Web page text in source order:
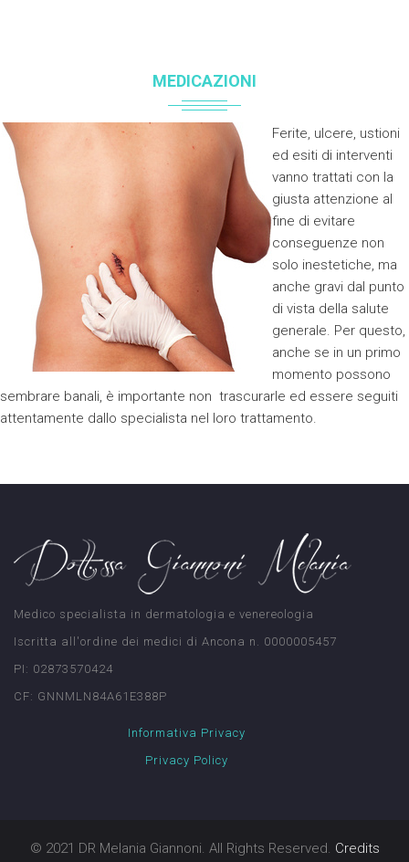
MEDICAZIONI
Ferite, ulcere, ustioni
ed esiti di interventi
vanno trattati con la
giusta attenzione al
fine di evitare
conseguenze non
solo inestetiche, ma
anche gravi dal punto
di vista della salute
generale. Per questo,
anche se in un primo
momento possono
sembrare banali, è importante non trascurarle ed essere seguiti
attentamente dallo specialista nel loro trattamento.
Medico specialista in dermatologia e venereologia
Iscritta all'ordine dei medici di Ancona n. 0000005457
PI: 02873570424
CF: GNNMLN84A61E388P
Informativa Privacy
Privacy Policy
© 2021 DR Melania Giannoni. All Rights Reserved. Credits